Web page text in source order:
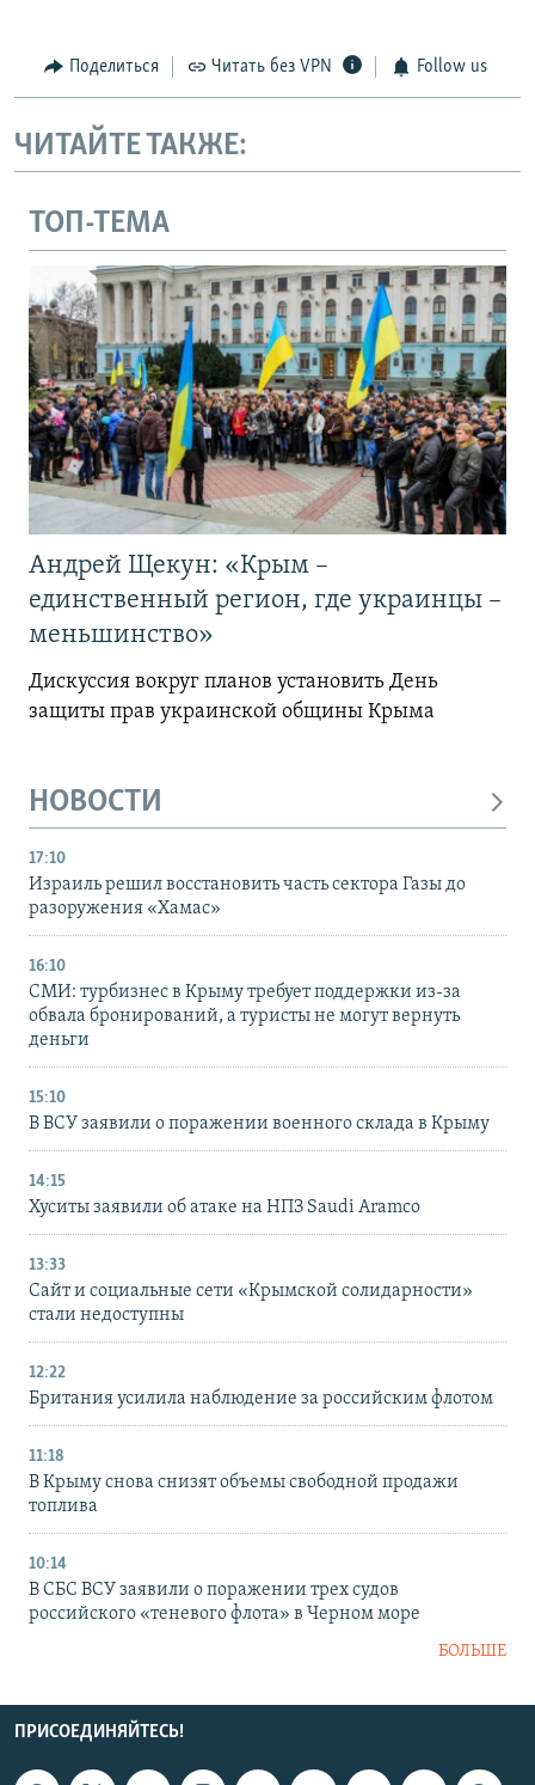
Поделиться Читать без VPN Follow us
ЧИТАЙТЕ ТАКЖЕ:
ТОП-ТЕМА
Андрей Щекун: «Крым –
единственный регион, где украинцы –
меньшинство»
Дискуссия вокруг планов установить День
защиты прав украинской общины Крыма
НОВОСТИ
17:10
Израиль решил восстановить часть сектора Газы до
разоружения «Хамас»
16:10
СМИ: турбизнес в Крыму требует поддержки из-за
обвала бронирований, а туристы не могут вернуть
деньги
15:10
В ВСУ заявили о поражении военного склада в Крыму
14:15
Хуситы заявили об атаке на НПЗ Saudi Aramco
13:33
Сайт и социальные сети «Крымской солидарности»
стали недоступны
12:22
Британия усилила наблюдение за российским флотом
11:18
В Крыму снова снизят объемы свободной продажи
топлива
10:14
В СБС ВСУ заявили о поражении трех судов
российского «теневого флота» в Черном море
БОЛЬШЕ
ПРИСОЕДИНЯЙТЕСЬ!